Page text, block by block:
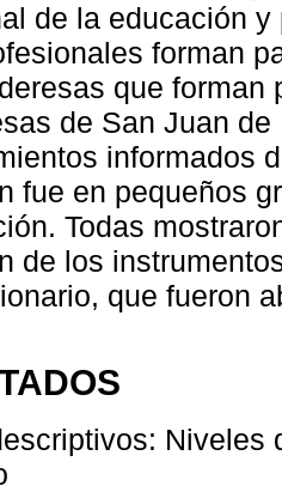
de la educación
forman
que forman
de San Juan
informados
fue en pequeños
Todas
de los
que fueron
Niveles